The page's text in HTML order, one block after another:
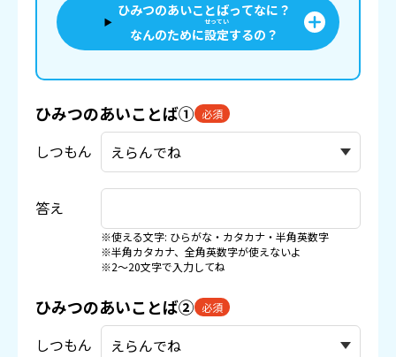
ひみつのあいことばってなに？
なんのために設定
せってい
するの？
ひみつのあいことば① 必須
しつもん
答え
※使える文字: ひらがな・カタカナ・半角英数字
※半角カタカナ、全角英数字が使えないよ
※2〜20文字で入力してね
ひみつのあいことば② 必須
しつもん